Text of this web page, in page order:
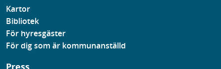
Kartor
Bibliotek
För hyresgäster
För dig som är kommunanställd
Press